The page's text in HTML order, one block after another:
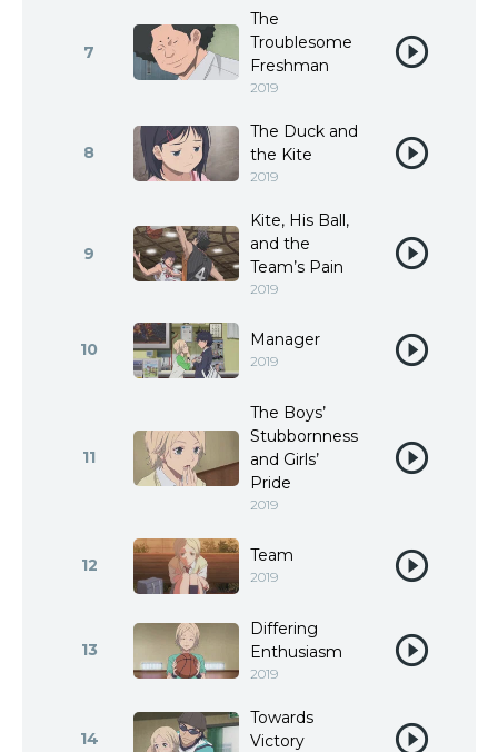
7
The
Troublesome
Freshman
2019
8
The Duck and
the Kite
2019
9
Kite, His Ball,
and the
Team’s Pain
2019
10 Manager
2019
11
The Boys’
Stubbornness
and Girls’
Pride
2019
12 Team
2019
13
Differing
Enthusiasm
2019
14
Towards
Victory